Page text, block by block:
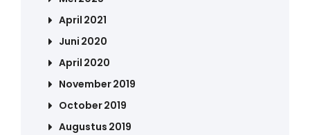
April 2021
Juni 2020
April 2020
November 2019
October 2019
Augustus 2019